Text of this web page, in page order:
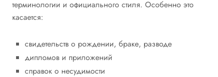
терминологии и официального стиля. Особенно это
касается:
свидетельств о рождении, браке, разводе
дипломов и приложений
справок о несудимости